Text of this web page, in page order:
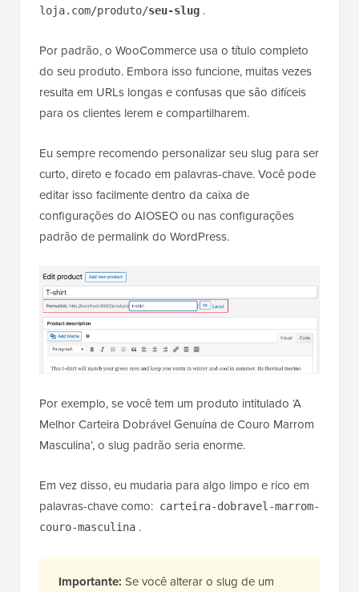
loja.com/produto/seu-slug .
Por padrão, o WooCommerce usa o título completo
do seu produto. Embora isso funcione, muitas vezes
resulta em URLs longas e confusas que são difíceis
para os clientes lerem e compartilharem.
Eu sempre recomendo personalizar seu slug para ser
curto, direto e focado em palavras-chave. Você pode
editar isso facilmente dentro da caixa de
configurações do AIOSEO ou nas configurações
padrão de permalink do WordPress.
Por exemplo, se você tem um produto intitulado ‘A
Melhor Carteira Dobrável Genuína de Couro Marrom
Masculina’, o slug padrão seria enorme.
Em vez disso, eu mudaria para algo limpo e rico em
palavras-chave como: carteira-dobravel-marrom-
couro-masculina .
Importante: Se você alterar o slug de um